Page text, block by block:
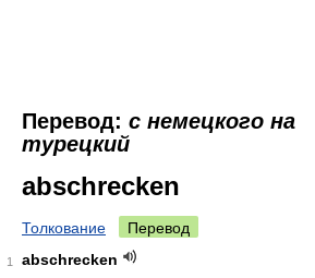
Перевод: с немецкого на
турецкий
abschrecken
Толкование Перевод
1
abschrecken